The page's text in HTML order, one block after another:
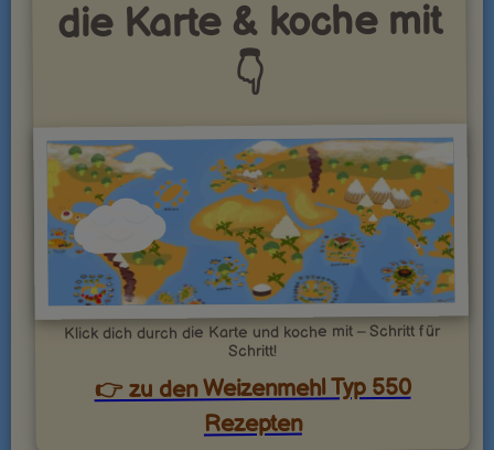
die Karte & koche mit
👇
Klick dich durch die Karte und koche mit – Schritt für
Schritt!
👉 zu den Weizenmehl Typ 550
Rezepten